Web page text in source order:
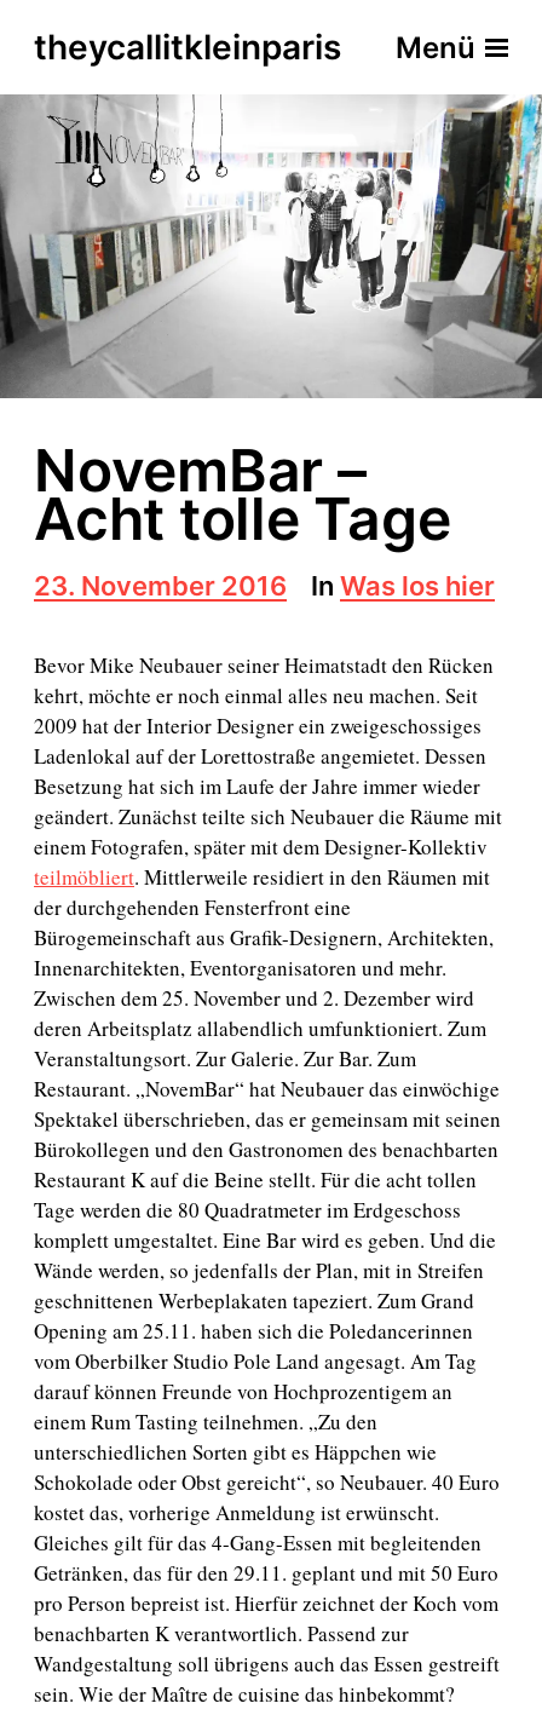
theycallitkleinparis Menü
NovemBar –
Acht tolle Tage
B
e
t
r
a
g
s
d
a
t
u
m
23. November 2016 In Was los hier
Bevor Mike Neubauer seiner Heimatstadt den Rücken
kehrt, möchte er noch einmal alles neu machen. Seit
2009 hat der Interior Designer ein zweigeschossiges
Ladenlokal auf der Lorettostraße angemietet. Dessen
Besetzung hat sich im Laufe der Jahre immer wieder
geändert. Zunächst teilte sich Neubauer die Räume mit
einem Fotografen, später mit dem Designer-Kollektiv
teilmöbliert. Mittlerweile residiert in den Räumen mit
der durchgehenden Fensterfront eine
Bürogemeinschaft aus Grafik-Designern, Architekten,
Innenarchitekten, Eventorganisatoren und mehr.
Zwischen dem 25. November und 2. Dezember wird
deren Arbeitsplatz allabendlich umfunktioniert. Zum
Veranstaltungsort. Zur Galerie. Zur Bar. Zum
Restaurant. „NovemBar“ hat Neubauer das einwöchige
Spektakel überschrieben, das er gemeinsam mit seinen
Bürokollegen und den Gastronomen des benachbarten
Restaurant K auf die Beine stellt. Für die acht tollen
Tage werden die 80 Quadratmeter im Erdgeschoss
komplett umgestaltet. Eine Bar wird es geben. Und die
Wände werden, so jedenfalls der Plan, mit in Streifen
geschnittenen Werbeplakaten tapeziert. Zum Grand
Opening am 25.11. haben sich die Poledancerinnen
vom Oberbilker Studio Pole Land angesagt. Am Tag
darauf können Freunde von Hochprozentigem an
einem Rum Tasting teilnehmen. „Zu den
unterschiedlichen Sorten gibt es Häppchen wie
Schokolade oder Obst gereicht“, so Neubauer. 40 Euro
kostet das, vorherige Anmeldung ist erwünscht.
Gleiches gilt für das 4-Gang-Essen mit begleitenden
Getränken, das für den 29.11. geplant und mit 50 Euro
pro Person bepreist ist. Hierfür zeichnet der Koch vom
benachbarten K verantwortlich. Passend zur
Wandgestaltung soll übrigens auch das Essen gestreift
sein. Wie der Maître de cuisine das hinbekommt?